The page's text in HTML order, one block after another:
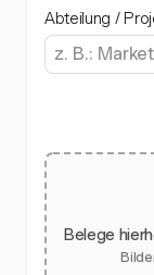
Abteilung /
Belege